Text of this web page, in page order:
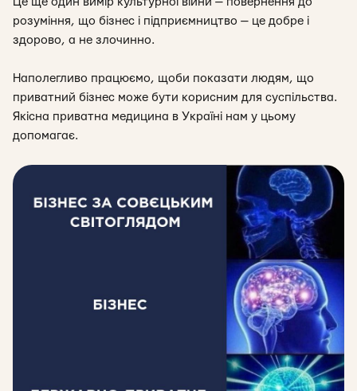
розуміння, що бізнес і підприємництво — це добре і
здорово, а не злочинно.
Наполегливо працюємо, щоби показати людям, що
приватний бізнес може бути корисним для суспільства.
Якісна приватна медицина в Україні нам у цьому
допомагає.